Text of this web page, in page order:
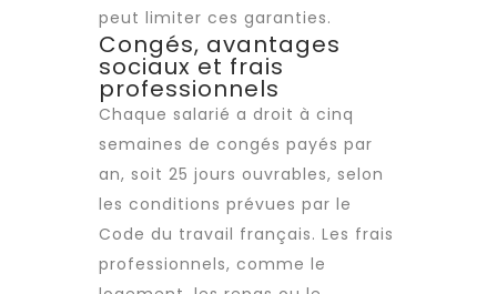
peut limiter ces garanties.
Congés, avantages
sociaux et frais
professionnels
Chaque salarié a droit à cinq
semaines de congés payés par
an, soit 25 jours ouvrables, selon
les conditions prévues par le
Code du travail français. Les frais
professionnels, comme le